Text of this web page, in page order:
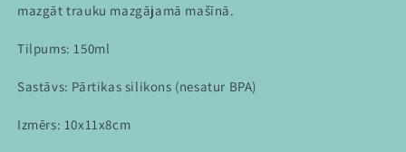
mazgāt trauku mazgājamā mašīnā.
Tilpums: 150ml
Sastāvs: Pārtikas silikons (nesatur BPA)
Izmērs: 10x11x8cm